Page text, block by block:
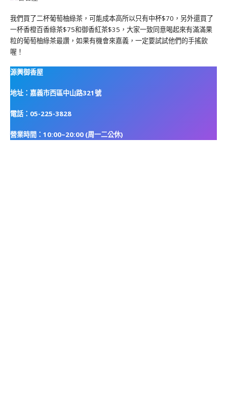
我們買了二杯葡萄柚綠茶，可能成本高所以只有中杯$70，另外還買了
一杯香橙百香綠茶$75和御香紅茶$35，大家一致同意喝起來有滿滿果
粒的葡萄柚綠茶最讚，如果有機會來嘉義，一定要試試他們的手搖飲
喔！
源興御香屋
地址：嘉義市西區中山路321號
電話：05-225-3828
營業時間：10:00~20:00 (周一二公休)